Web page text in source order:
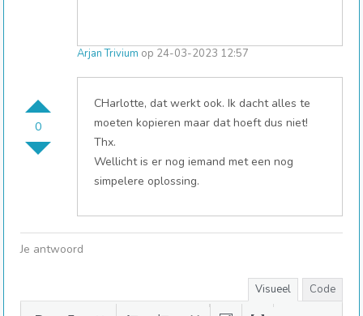
0
Arjan Trivium op 24-03-2023 12:57
CHarlotte, dat werkt ook. Ik dacht alles te
moeten kopieren maar dat hoeft dus niet!
Thx.
Wellicht is er nog iemand met een nog
simpelere oplossing.
Je antwoord
Visueel Code